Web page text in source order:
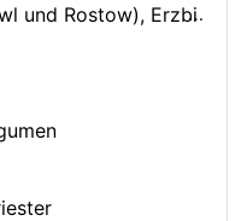
Rostow), Erzbischof